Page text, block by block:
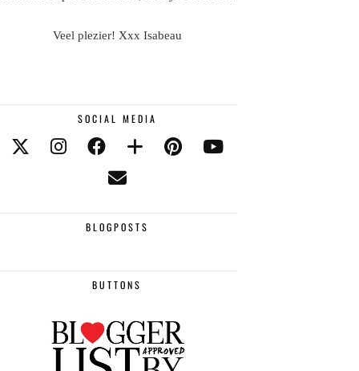
Veel plezier! Xxx Isabeau
SOCIAL MEDIA
BLOGPOSTS
BUTTONS